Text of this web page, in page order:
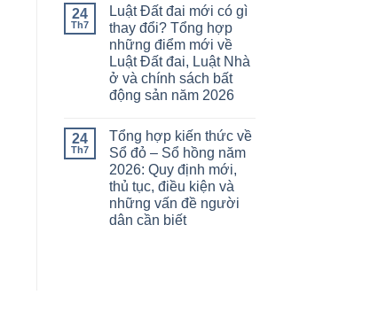
24
Th7
Luật Đất đai mới có gì
thay đổi? Tổng hợp
những điểm mới về
Luật Đất đai, Luật Nhà
ở và chính sách bất
động sản năm 2026
24
Th7
Tổng hợp kiến thức về
Sổ đỏ – Sổ hồng năm
2026: Quy định mới,
thủ tục, điều kiện và
những vấn đề người
dân cần biết